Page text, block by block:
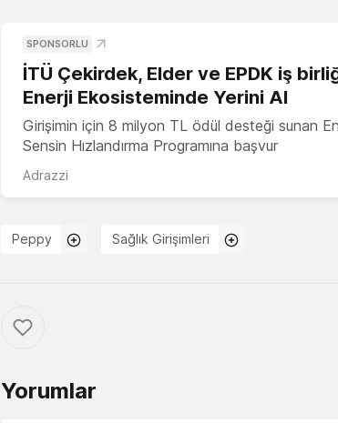
SPONSORLU
İTÜ Çekirdek, Elder ve EPDK iş
Enerji Ekosisteminde Yerini Al
Girişimin için 8 milyon TL ödül desteği sunan
Sensin Hızlandırma Programına başvur
Adrazzi
Peppy Sağlık Girişimleri
Yorumlar